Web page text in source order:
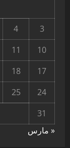
3
4
10
11
17
18
24
25
31
« مارس